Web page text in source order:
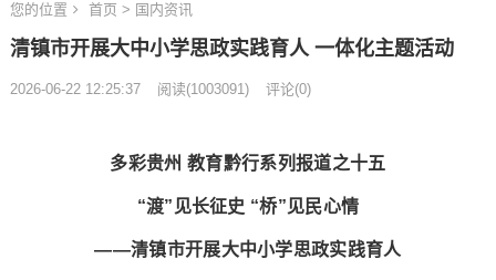
您的位置 首页 > 国内资讯
清镇市开展大中小学思政实践育人 一体化主题活动
2026-06-22 12:25:37 阅读(1003091) 评论(0)
多彩贵州 教育黔行系列报道之十五
“渡”见长征史 “桥”见民心情
——清镇市开展大中小学思政实践育人